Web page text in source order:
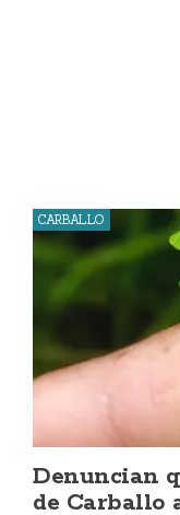
CARBALLO
Denuncian
de Carballo